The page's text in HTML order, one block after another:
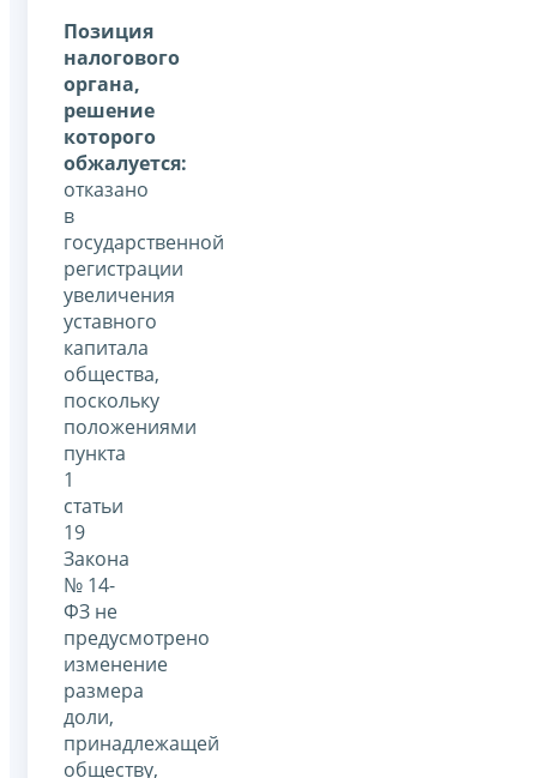
Позиция
налогового
органа,
решение
которого
обжалуется:
отказано
в
государственной
регистрации
увеличения
уставного
капитала
общества,
поскольку
положениями
пункта
1
статьи
19
Закона
№ 14-
ФЗ не
предусмотрено
изменение
размера
доли,
принадлежащей
обществу,